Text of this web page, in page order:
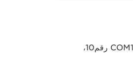
الحجم القياسي: SRA3، ‏A3‏، A4، ‏A4R‏، A5‏، A5R‏، A6R‏، B4‏، B5‏، B5R‏، الأظرف [COM10 رقم10،